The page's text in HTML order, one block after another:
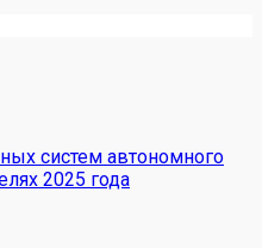
систем автономного
2025 года